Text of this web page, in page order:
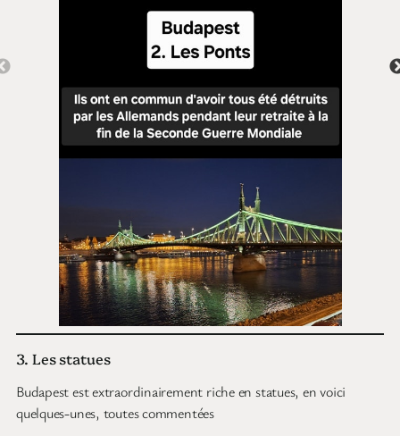
3. Les statues
Budapest est extraordinairement riche en statues, en voici
quelques-unes, toutes commentées